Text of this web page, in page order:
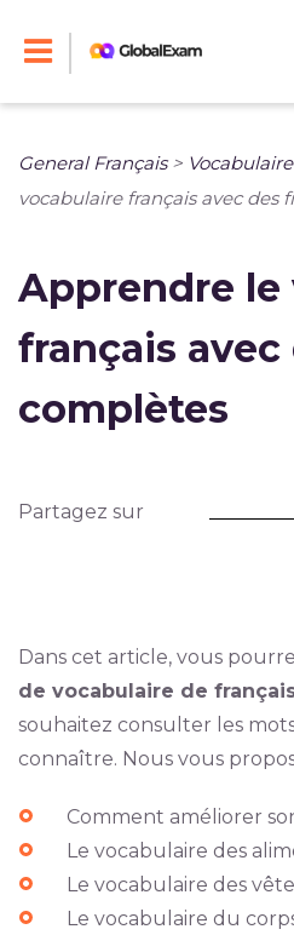
General Français>
vocabulaire français avec des
Apprendre le
français
complètes
Partagez sur
Dans cet article, vous
de vocabulaire de
souhaitez consulter les
connaître. Nous vous
Comment améliorer
Le vocabulaire des
Le vocabulaire des
Le vocabulaire du